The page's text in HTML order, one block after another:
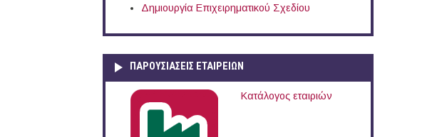
Δημιουργία Επιχειρηματικού Σχεδίου
ΠΑΡΟΥΣΙΆΣΕΙΣ ΕΤΑΙΡΕΙΏΝ
Κατάλογος εταιριών